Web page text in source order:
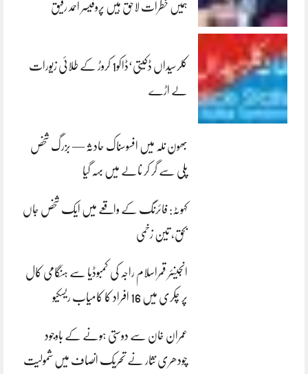
ہمیں خطرات لاحق ہیں پروفیسر احمد رفیق
کلرسیداں ڈکیتی‘ڈاکو1 کروڑ کے طلائی زیورات
لے اڑے
بھون نلہ میں افسوسناک حادثہ — بزرگ شخص
پلی سے گر کر نالے میں بہہ گیا
کہوٹہ: فائرنگ کے واقعے میں ایک شخص جاں
بحق، تین زخمی
انجینئر قمراسلام راجہ کی کمبوڈیا سے ہنگامی کال
پر چکری میں 16 افراد کا کامیاب ریسکیو
عمران خان سے دوستی ہونے کے باوجود
چودھری نثار نے تحریک انصاف میں شمولیت